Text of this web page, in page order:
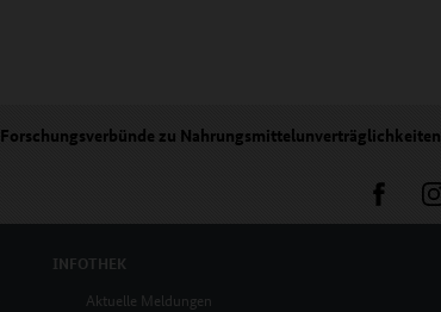
zu Nahrungsmittelunverträglichkeiten
INFOTHEK
Aktuelle Meldungen